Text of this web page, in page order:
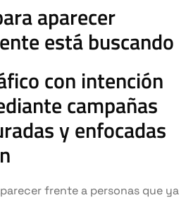
aparecer
está buscando
con intención
campañas
y enfocadas
frente a personas que ya